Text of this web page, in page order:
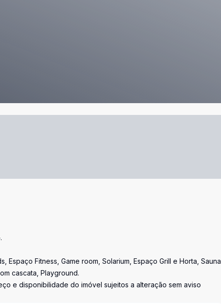
Fitness, Game room, Solarium, Espaço Grill e Horta, Sauna
cascata, Playground.
e disponibilidade do imóvel sujeitos a alteração sem aviso